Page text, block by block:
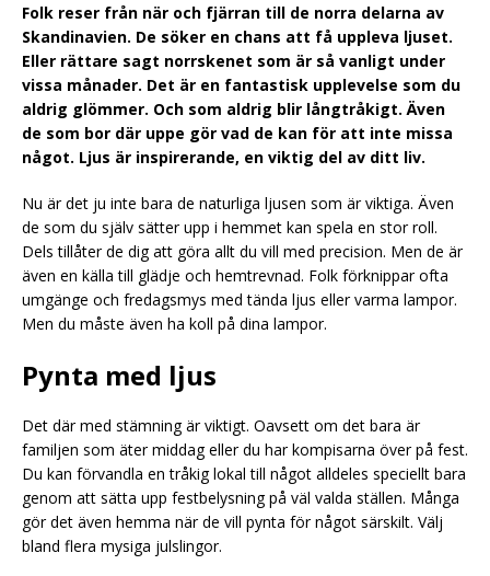
Folk reser från när och fjärran till de norra delarna av
Skandinavien. De söker en chans att få uppleva ljuset.
Eller rättare sagt norrskenet som är så vanligt under
vissa månader. Det är en fantastisk upplevelse som du
aldrig glömmer. Och som aldrig blir långtråkigt. Även
de som bor där uppe gör vad de kan för att inte missa
något. Ljus är inspirerande, en viktig del av ditt liv.
Nu är det ju inte bara de naturliga ljusen som är viktiga. Även
de som du själv sätter upp i hemmet kan spela en stor roll.
Dels tillåter de dig att göra allt du vill med precision. Men de är
även en källa till glädje och hemtrevnad. Folk förknippar ofta
umgänge och fredagsmys med tända ljus eller varma lampor.
Men du måste även ha koll på dina lampor.
Pynta med ljus
Det där med stämning är viktigt. Oavsett om det bara är
familjen som äter middag eller du har kompisarna över på fest.
Du kan förvandla en tråkig lokal till något alldeles speciellt bara
genom att sätta upp festbelysning på väl valda ställen. Många
gör det även hemma när de vill pynta för något särskilt. Välj
bland flera mysiga julslingor.